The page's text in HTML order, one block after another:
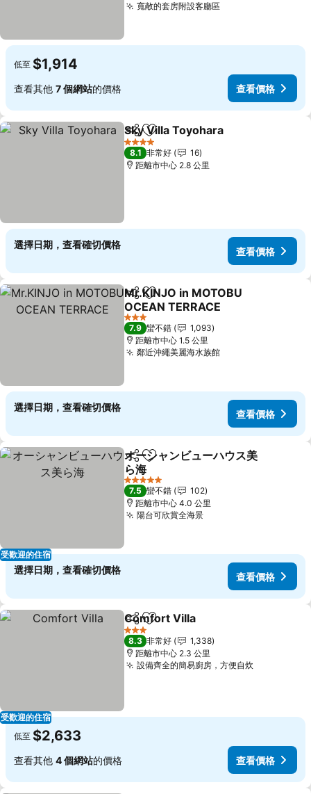
寬敞的套房附設客廳區查看價格
低至 $1,914
查看其他 7 個網站的價格 查看價格
分享 加入我的最愛
Sky Villa Toyohara
4 星級
8.1 非常好
16
距離市中心 2.8 公里
選擇日期，查看確切價格
查看價格
分享 加入我的最愛
Mr.KINJO in MOTOBU
OCEAN TERRACE
查看價格
3 星級
7.9 蠻不錯
1,093
距離市中心 1.5 公里
鄰近沖繩美麗海水族館查看價格
選擇日期，查看確切價格
查看價格
受歡迎的住宿
分享 加入我的最愛
オーシャンビューハウス美
ら海
查看價格
5 星級
7.5 蠻不錯
102
距離市中心 4.0 公里
陽台可欣賞全海景查看價格
選擇日期，查看確切價格
查看價格
受歡迎的住宿
分享 加入我的最愛
Comfort Villa
3 星級
8.3 非常好
1,338
距離市中心 2.3 公里
設備齊全的簡易廚房，方便自炊查看價格
低至 $2,633
查看其他 4 個網站的價格 查看價格